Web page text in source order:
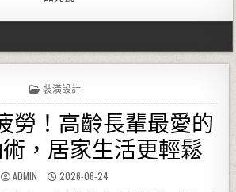
POSTED IN
裝潢設計
勞！高齡長輩最愛的
，居家生活更輕鬆
AUTHOR:
ADMIN PUBLISHED DATE:
2026-06-24